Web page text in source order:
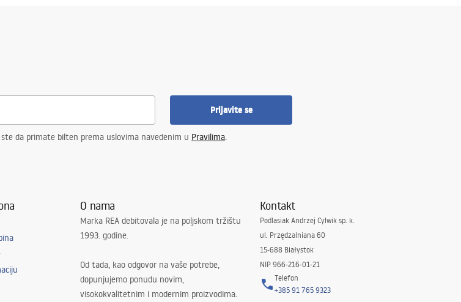
Prijavite se
da primate bilten prema uslovima navedenim u Pravilima.
O nama
Marka REA debitovala je na poljskom tržištu
1993. godine.
Od tada, kao odgovor na vaše potrebe,
dopunjujemo ponudu novim,
visokokvalitetnim i modernim proizvodima.
Kontakt
Podlasiak Andrzej Cylwik sp. k.
ul. Przędzalniana 60
15-688 Białystok
NIP 966-216-01-21
Telefon
+385 91 765 9323